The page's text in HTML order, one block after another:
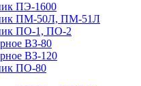
ПЭ-1600
ПМ-50Л, ПМ-51Л
ПО-1, ПО-2
ВЗ-80
ВЗ-120
ПО-80